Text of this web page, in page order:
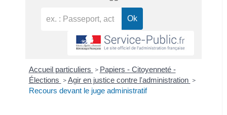
Accueil particuliers > Papiers - Citoyenneté -
Élections > Agir en justice contre l'administration >
Recours devant le juge administratif